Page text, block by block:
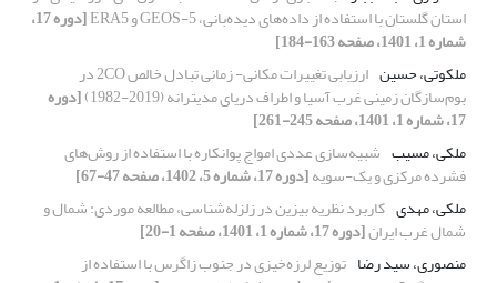
استان گلستان با استفاده از داده‌های دیده‌بانی، GEOS-5 و ERA5 [دوره 17،
شماره 1، 1401، صفحه 163-184]
ملکوتی، حسین
ارزیابی تغییرات مکانی- زمانی تبادل خالص 2CO در
بوم‌سازگان زمینی غرب آسیا و اطراف دریای مدیترانه (2019-1982) [دوره
17، شماره 1، 1401، صفحه 245-261]
ملکی، مسیب شبیه‌سازی عددی امواج پوانکاره با استفاده از روش‌های
فشرده مرکزی و یک-سویه[دوره 17، شماره 5، 1402، صفحه 47-67]
ملکی، مهدی کاربرد نظریه بیزین در زلزله‌شناسی، مطالعه موردی: شمال و
شمال غرب ایران[دوره 17، شماره 1، 1401، صفحه 1-20]
منصوری، سید رضا توزیع لرزه‌خیزی در جنوب زاگرس با استفاده از